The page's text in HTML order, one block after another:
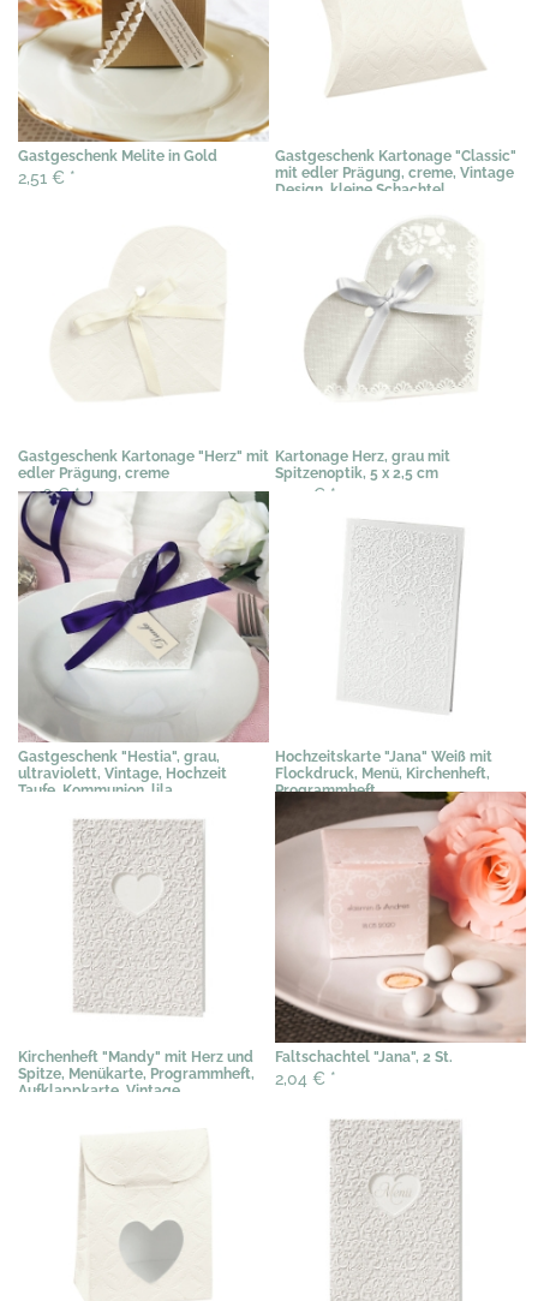
Gastgeschenk Melite in Gold
2,51 € *
Gastgeschenk Kartonage "Classic"
mit edler Prägung, creme, Vintage
Design, kleine Schachtel
Gastgeschenk Kartonage "Herz" mit
edler Prägung, creme
0,56 €*
Kartonage Herz, grau mit
Spitzenoptik, 5 x 2,5 cm
0,97 € *
Gastgeschenk "Hestia", grau,
ultraviolett, Vintage, Hochzeit
Taufe, Kommunion, lila
Hochzeitskarte "Jana" Weiß mit
Flockdruck, Menü, Kirchenheft,
Programmheft
2,00 €
Kirchenheft "Mandy" mit Herz und
Spitze, Menükarte, Programmheft,
Aufklappkarte, Vintage
Faltschachtel "Jana", 2 St.
2,04 € *